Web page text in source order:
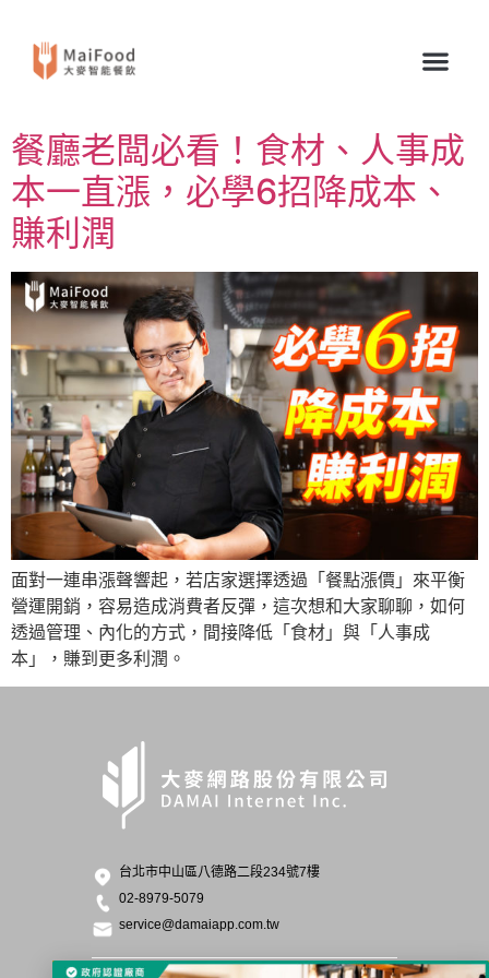
餐廳老闆必看！食材、人事成
本一直漲，必學6招降成本、
賺利潤
面對一連串漲聲響起，若店家選擇透過「餐點漲價」來平衡
營運開銷，容易造成消費者反彈，這次想和大家聊聊，如何
透過管理、內化的方式，間接降低「食材」與「人事成
本」，賺到更多利潤。
台北市中山區八德路二段234號7樓
02-8979-5079
service@damaiapp.com.tw